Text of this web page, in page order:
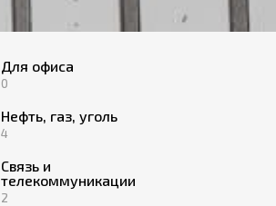
Для офиса
0
Нефть, газ, уголь
4
Связь и
телекоммуникации
2